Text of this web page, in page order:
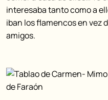
interesaba tanto como a
iban los flamencos en vez
amigos.